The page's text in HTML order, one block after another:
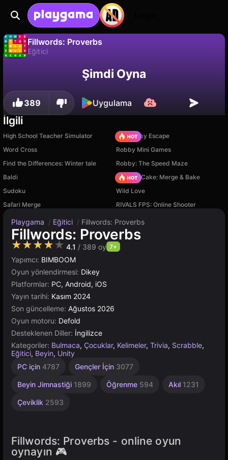
Fillwords: Proverbs
Eğitici
İlerlemeyi kaydet! Hayır
Şimdi Oyna
389 Uygulama
İlgili
High School Teacher Simulator
Your Obby Escape
Word Cross
Robby Mini Games
Find the Differences: Winter tale
Robby: The Speed Maze
Baldi
Piece of Cake: Merge & Bake
Sudoku
Wild Love
Safari Merge
RIVALS FPS: Online Shooter
Playgama / Eğitici / Fillwords: Proverbs
Fillwords: Proverbs
★★★★★ 4.1 / 389 oy 7+
Yapımcı: BIMBOOM
Oyun yönlendirmesi: Dikey
Platformlar: PC, Android, iOS
Yayın tarihi: Kasım 2024
Son güncelleme: Ağustos 2026
Oyun motoru: Defold
Desteklenen Diller: İngilizce
Kategoriler: Bulmaca, Çocuklar, Kelimeler, Trivia, Scrabble,
Eğitici, Beyin, Unity
PC için 4787 Gençler İçin 3077
Beyin Jimnastiği 1899 Öğrenme 594 Akıl 1231
Çeviklik 2593
Masaüstü
1
4117
Rus
Basit
Tarayıcı
Defold
Fillwords: Proverbs - online oyun
oynayın 🎮